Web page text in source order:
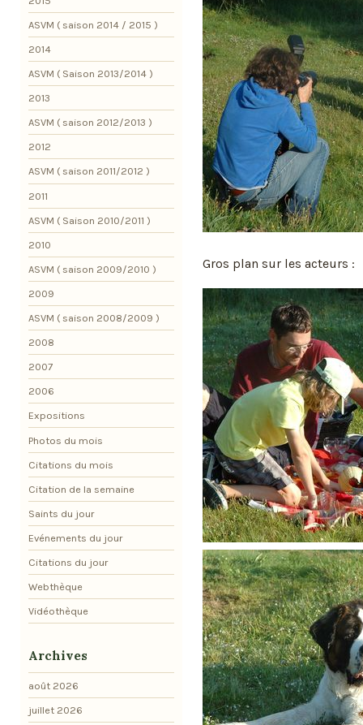
Gros plan sur les acteurs :
ASVM ( saison 2014 / 2015 )
2014
ASVM ( Saison 2013/2014 )
2013
ASVM ( saison 2012/2013 )
2012
ASVM ( saison 2011/2012 )
2011
ASVM ( Saison 2010/2011 )
2010
ASVM ( saison 2009/2010 )
2009
ASVM ( saison 2008/2009 )
2008
2007
2006
Expositions
Photos du mois
Citations du mois
Citation de la semaine
Saints du jour
Evénements du jour
Citations du jour
Webthèque
Vidéothèque
Archives
août 2026
juillet 2026